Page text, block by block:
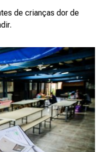
de crianças dor de